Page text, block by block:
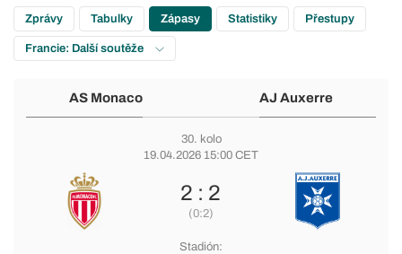
Zprávy Tabulky Zápasy Statistiky Přestupy
Francie: Další soutěže
AS Monaco AJ Auxerre
30. kolo
19.04.2026 15:00 CET
2 : 2
(0:2)
Stadión: